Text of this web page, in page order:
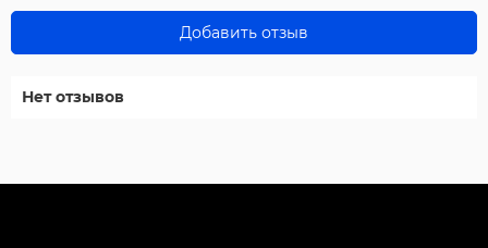
Добавить отзыв
Нет отзывов